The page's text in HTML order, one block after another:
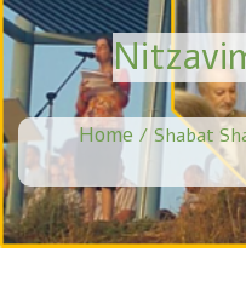
Home / Shabat